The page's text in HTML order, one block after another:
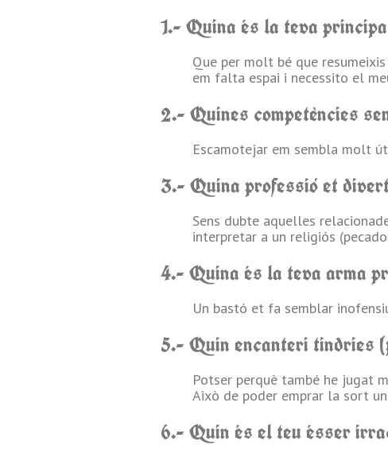
1.- Quina és la teva
Que per molt bé que
em falta espai i necessito el
2.- Quines competències
Escamotejar em sembla molt
3.- Quina professió et
Sens dubte aquelles
interpretar a un religiós
4.- Quina és la teva arma
Un bastó et fa semblar
5.- Quin encanteri tindries
Potser perquè també he jugat
Això de poder emprar la sort
6.- Quin és el teu ésser